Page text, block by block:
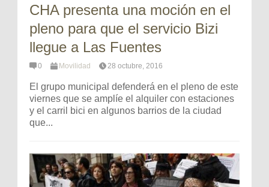
CHA presenta una moción en el
pleno para que el servicio Bizi
llegue a Las Fuentes
0 Movilidad 28 octubre, 2016
El grupo municipal defenderá en el pleno de este
viernes que se amplíe el alquiler con estaciones
y el carril bici en algunos barrios de la ciudad
que...